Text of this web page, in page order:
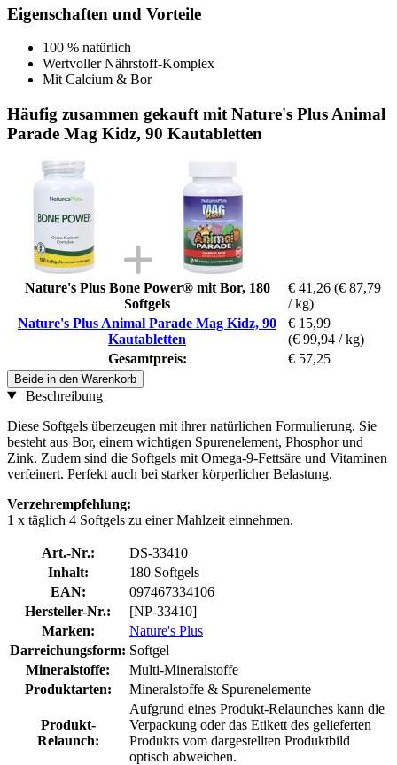
Eigenschaften und Vorteile
100 % natürlich
Wertvoller Nährstoff-Komplex
Mit Calcium & Bor
Häufig zusammen gekauft mit Nature's Plus Animal
Parade Mag Kidz, 90 Kautabletten
Nature's Plus Bone Power® mit Bor, 180
Softgels
€ 41,26 (€ 87,79
/ kg)
Nature's Plus Animal Parade Mag Kidz, 90
Kautabletten
€ 15,99
(€ 99,94 / kg)
Gesamtpreis:
€ 57,25
Beide in den Warenkorb
Beschreibung
Diese Softgels überzeugen mit ihrer natürlichen Formulierung. Sie
besteht aus Bor, einem wichtigen Spurenelement, Phosphor und
Zink. Zudem sind die Softgels mit Omega-9-Fettsäre und Vitaminen
verfeinert. Perfekt auch bei starker körperlicher Belastung.
Verzehrempfehlung:
1 x täglich 4 Softgels zu einer Mahlzeit einnehmen.
Art.-Nr.:
DS-33410
Inhalt:
180 Softgels
EAN:
097467334106
Hersteller-Nr.:
[NP-33410]
Marken:
Nature's Plus
Darreichungsform: Softgel
Mineralstoffe:
Multi-Mineralstoffe
Produktarten:
Mineralstoffe & Spurenelemente
Produkt-
Relaunch:
Aufgrund eines Produkt-Relaunches kann die
Verpackung oder das Etikett des gelieferten
Produkts vom dargestellten Produktbild
optisch abweichen.